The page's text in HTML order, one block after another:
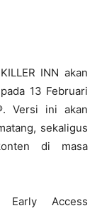
INN akan
13 Februari
Versi ini akan
sekaligus
di masa
Access